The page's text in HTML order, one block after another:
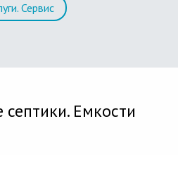
Сервис
Емкости